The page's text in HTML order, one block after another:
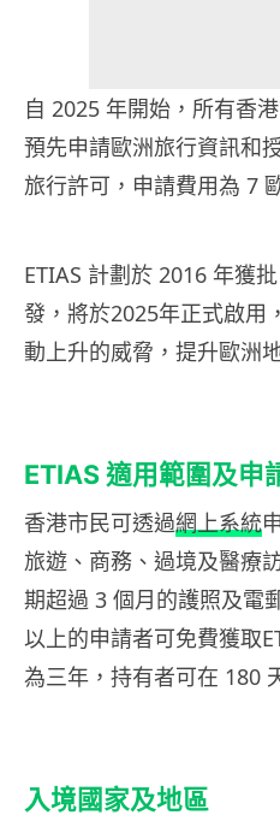
自 2025 年開始，所有香
預先申請歐洲旅行資訊和
旅行許可，申請費用為 7
ETIAS 計劃於 2016 年獲
發，將於2025年正式啟用
動上升的威脅，提升歐洲
ETIAS適用範圍及申
香港市民可透過網上系統
旅遊、商務、過境及醫療
期超過 3 個月的護照及電
以上的申請者可免費獲取
為三年，持有者可在 180
入境國家及地區